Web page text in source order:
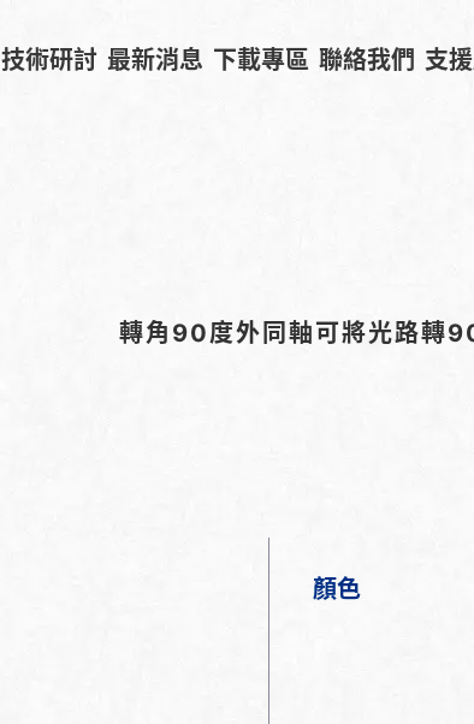
技術研討 最新消息 下載專區 聯絡我們 支
轉角90度外同軸可將光路轉
顏色